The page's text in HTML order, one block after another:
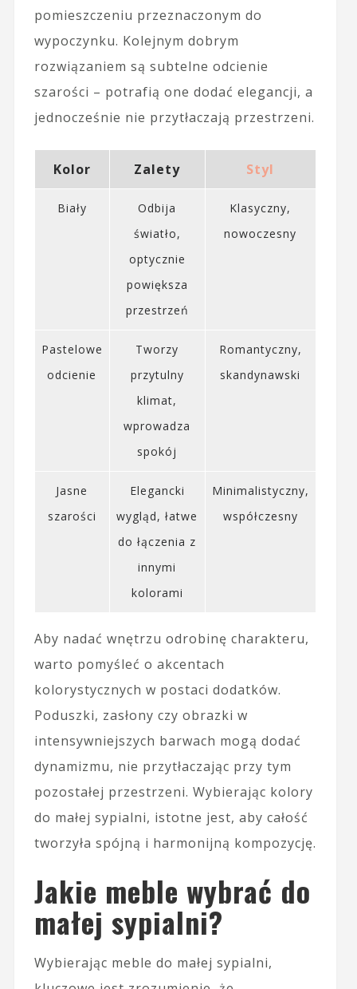
pomieszczeniu przeznaczonym do
wypoczynku. Kolejnym dobrym
rozwiązaniem są subtelne odcienie
szarości – potrafią one dodać elegancji, a
jednocześnie nie przytłaczają przestrzeni.
Kolor Zalety Styl
Biały
Odbija
światło,
optycznie
powiększa
przestrzeń
Klasyczny,
nowoczesny
Pastelowe
odcienie
Tworzy
przytulny
klimat,
wprowadza
spokój
Romantyczny,
skandynawski
Jasne
szarości
Elegancki
wygląd, łatwe
do łączenia z
innymi
kolorami
Minimalistyczny,
współczesny
Aby nadać wnętrzu odrobinę charakteru,
warto pomyśleć o akcentach
kolorystycznych w postaci dodatków.
Poduszki, zasłony czy obrazki w
intensywniejszych barwach mogą dodać
dynamizmu, nie przytłaczając przy tym
pozostałej przestrzeni. Wybierając kolory
do małej sypialni, istotne jest, aby całość
tworzyła spójną i harmonijną kompozycję.
Jakie meble wybrać do
małej sypialni?
Wybierając meble do małej sypialni,